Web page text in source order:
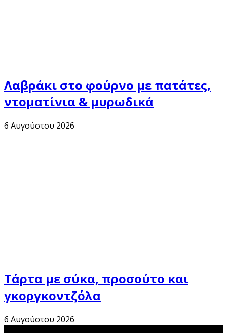
Λαβράκι στο φούρνο με πατάτες,
ντοματίνια & μυρωδικά
6 Αυγούστου 2026
Τάρτα με σύκα, προσούτο και
γκοργκοντζόλα
6 Αυγούστου 2026